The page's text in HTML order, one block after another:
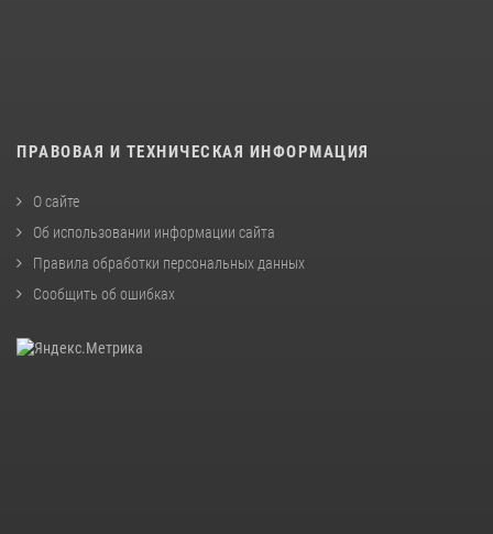
ПРАВОВАЯ И ТЕХНИЧЕСКАЯ ИНФОРМАЦИЯ
О сайте
Об использовании информации сайта
Правила обработки персональных данных
Сообщить об ошибках